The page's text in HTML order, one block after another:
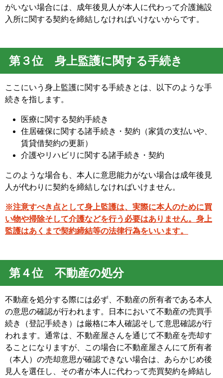
がいない場合には、成年後見人が本人に代わって介護施設
入所に関する契約を締結しなければいけないからです。
第３位 身上監護に関する手続き
ここにいう身上監護に関する手続きとは、以下のような手
続きを指します。
医療に関する契約手続き
住居確保に関する諸手続き・契約（家賃の支払いや、
賃貸借契約の更新）
介護やリハビリに関する諸手続き・契約
このような場合も、本人に意思能力がない場合は成年後見
人が代わりに契約を締結しなければいけません。
※注意すべき点として身上監護は、実際に本人のために買
い物や掃除そして介護などを行う必要はありません。身上
監護はあくまで契約締結等の法律行為をいいます。
第４位 不動産の処分
不動産を処分する際には必ず、不動産の所有者である本人
の意思の確認が行われます。日本において不動産の売買手
続き（登記手続き）は厳格に本人確認そして意思確認が行
われます。通常は、不動産屋さんを通じて不動産を売却す
ることになりますが、この場合に不動産屋さんにて所有者
（本人）の売却意思が確認できない場合は、あらかじめ後
見人を選任し、その者が本人に代わって売買契約を締結し